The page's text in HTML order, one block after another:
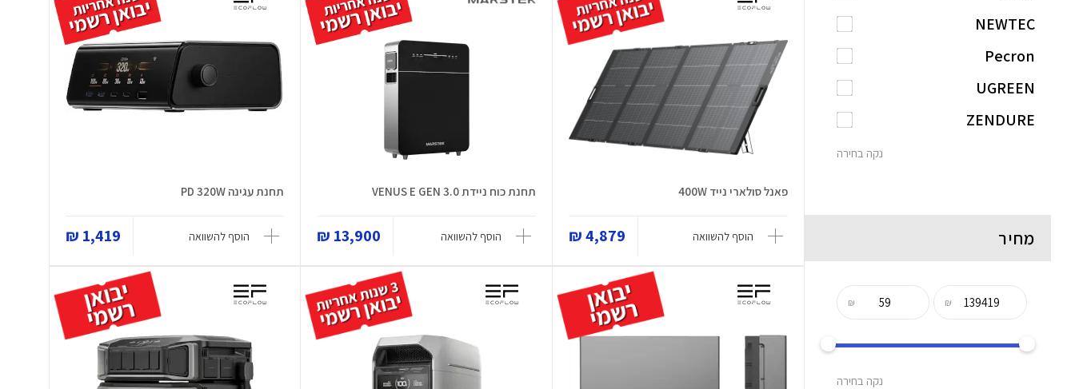
פאנל סולארי נייד 400W
הוסף להשוואה 4,879 ₪
תחנת כוח ניידת VENUS E GEN 3.0
הוסף להשוואה 13,900 ₪
תחנת עגינה PD 320W
הוסף להשוואה 1,419 ₪
NEWTEC
Pecron
UGREEN
ZENDURE
נקה בחירה
מחיר
₪
₪
נקה בחירה